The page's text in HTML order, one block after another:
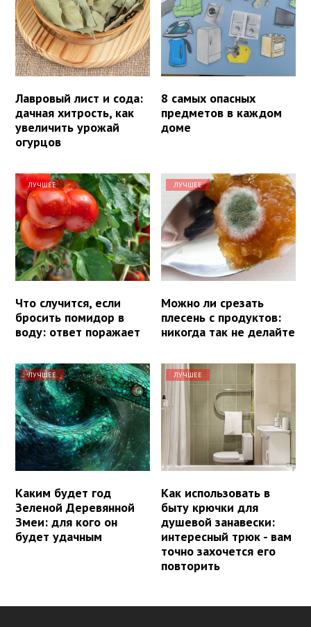
Лавровый лист и сода:
дачная хитрость, как
увеличить урожай
огурцов
8 самых опасных
предметов в каждом
доме
ЛУЧШЕЕ
Что случится, если
бросить помидор в
воду: ответ поражает
ЛУЧШЕЕ
Можно ли срезать
плесень с продуктов:
никогда так не делайте
ЛУЧШЕЕ
Каким будет год
Зеленой Деревянной
Змеи: для кого он
будет удачным
ЛУЧШЕЕ
Как использовать в
быту крючки для
душевой занавески:
интересный трюк - вам
точно захочется его
повторить